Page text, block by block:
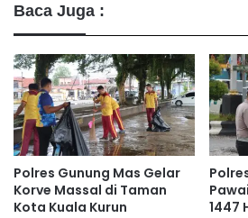
Baca Juga :
Polres Gunung Mas Gelar
Korve Massal di Taman
Kota Kuala Kurun
1447